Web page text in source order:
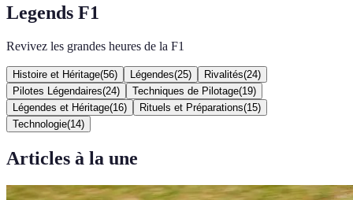
Legends F1
Revivez les grandes heures de la F1
Histoire et Héritage(56) Légendes(25) Rivalités(24)
Pilotes Légendaires(24) Techniques de Pilotage(19)
Légendes et Héritage(16) Rituels et Préparations(15)
Technologie(14)
Articles à la une